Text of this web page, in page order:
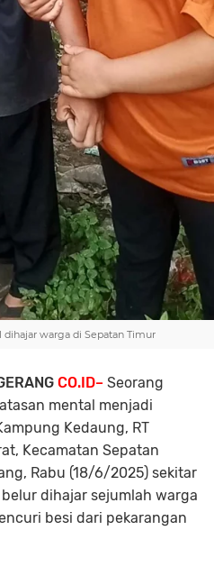
warga di Sepatan Timur
CO.ID– Seorang
mental menjadi
Kedaung, RT
Kecamatan Sepatan
Rabu (18/6/2025) sekitar
dihajar sejumlah warga
besi dari pekarangan